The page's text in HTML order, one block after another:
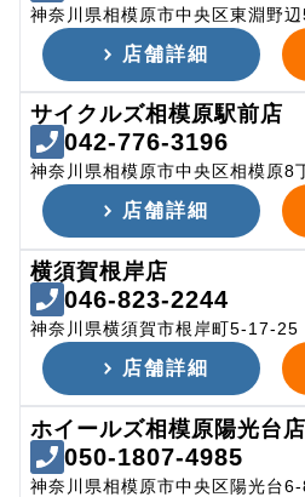
神奈川県相模原市中央区東淵野
店舗詳細
サイクルズ相模原駅前店
042-776-3196
神奈川県相模原市中央区相模原8
店舗詳細
横須賀根岸店
046-823-2244
神奈川県横須賀市根岸町5-17-25
店舗詳細
ホイールズ相模原陽光台店
050-1807-4985
神奈川県相模原市中央区陽光台